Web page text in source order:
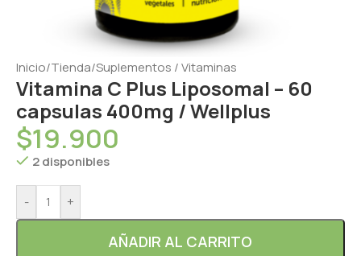
Inicio/Tienda/Suplementos / Vitaminas
Vitamina C Plus Liposomal – 60
capsulas 400mg / Wellplus
$19.900
2 disponibles
- +
AÑADIR AL CARRITO